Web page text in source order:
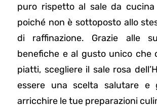
puro rispetto al sale da cucina
poiché non è sottoposto allo
di raffinazione. Grazie alle
benefiche e al gusto unico che
piatti, scegliere il sale rosa
essere una scelta salutare e
arricchire le tue preparazioni